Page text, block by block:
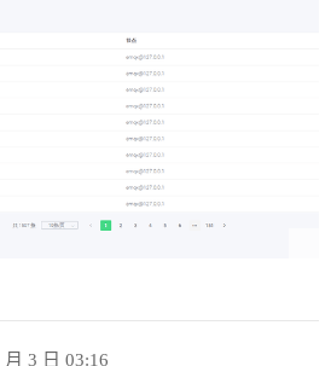
3 日 03:16